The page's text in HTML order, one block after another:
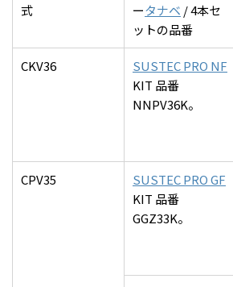
式
ータナベ / 4本セ
ットの品番
CKV36
SUSTEC PRO NF
KIT 品番
NNPV36K。
CPV35
SUSTEC PRO GF
KIT 品番
GGZ33K。